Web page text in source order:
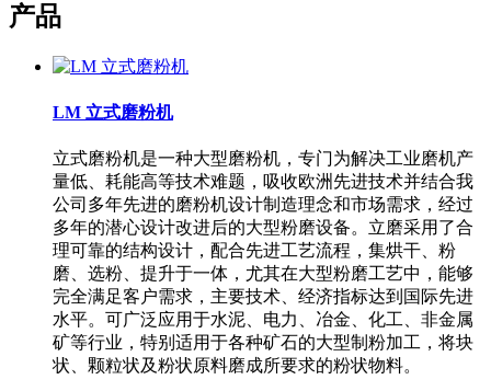
产品
LM 立式磨粉机
立式磨粉机是一种大型磨粉机，专门为解决工业磨机产
量低、耗能高等技术难题，吸收欧洲先进技术并结合我
公司多年先进的磨粉机设计制造理念和市场需求，经过
多年的潜心设计改进后的大型粉磨设备。立磨采用了合
理可靠的结构设计，配合先进工艺流程，集烘干、粉
磨、选粉、提升于一体，尤其在大型粉磨工艺中，能够
完全满足客户需求，主要技术、经济指标达到国际先进
水平。可广泛应用于水泥、电力、冶金、化工、非金属
矿等行业，特别适用于各种矿石的大型制粉加工，将块
状、颗粒状及粉状原料磨成所要求的粉状物料。